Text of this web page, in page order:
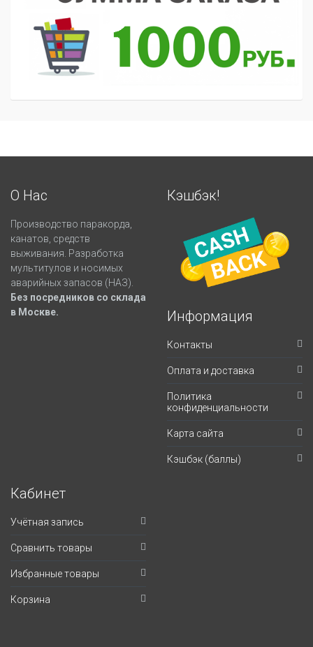
О Нас
Производство паракорда,
канатов, средств
выживания. Разработка
мультитулов и носимых
аварийных запасов (НАЗ).
Без посредников со склада
в Москве.
Кэшбэк!
Информация
Контакты
Оплата и доставка
Политика
конфиденциальности
Карта сайта
Кэшбэк (баллы)
Кабинет
Учётная запись
Сравнить товары
Избранные товары
Корзина